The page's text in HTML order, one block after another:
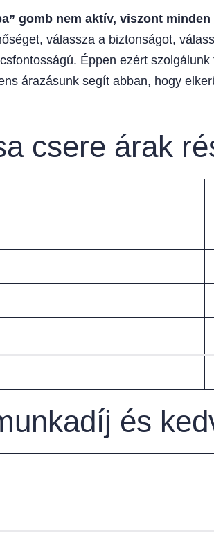
gomb nem aktív, viszont
válassza a biztonságot,
Éppen ezért
árazásunk segít abban, hogy
csere árak
és